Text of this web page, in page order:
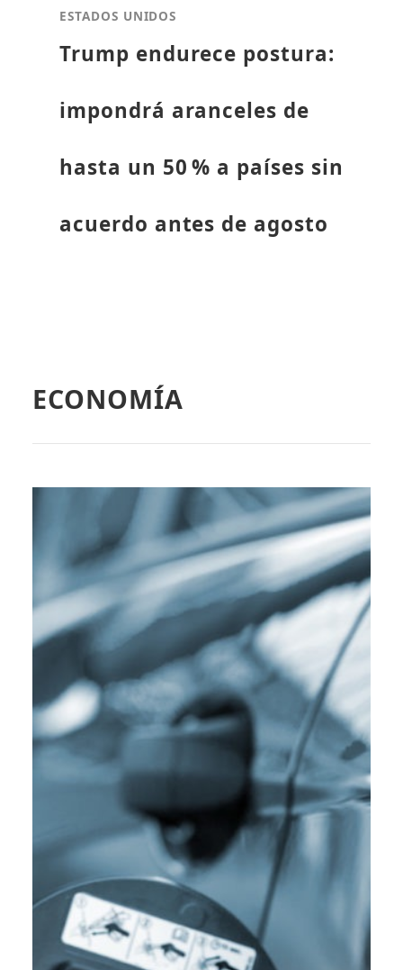
ESTADOS UNIDOS
Trump endurece postura:
impondrá aranceles de
hasta un 50 % a países sin
acuerdo antes de agosto
ECONOMÍA